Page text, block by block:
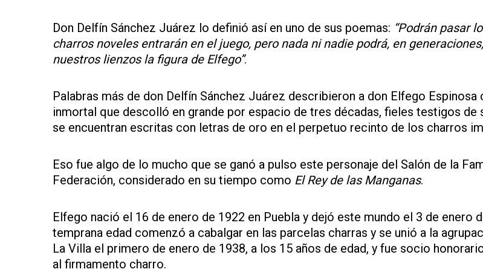
Don Delfín Sánchez Juárez lo definió así en uno de sus poemas: “Podrán pasar
charros noveles entrarán en el juego, pero nada ni nadie podrá, en
nuestros lienzos la figura de Elfego”.
Palabras más de don Delfín Sánchez Juárez describieron a don Elfego Espinosa
inmortal que descolló en grande por espacio de tres décadas, fieles testigos de
se encuentran escritas con letras de oro en el perpetuo recinto de los charros
Eso fue algo de lo mucho que se ganó a pulso este personaje del Salón de la
Federación, considerado en su tiempo como El Rey de las Manganas.
Elfego nació el 16 de enero de 1922 en Puebla y dejó este mundo el 3 de enero
temprana edad comenzó a cabalgar en las parcelas charras y se unió a la
La Villa el primero de enero de 1938, a los 15 años de edad, y fue socio
al firmamento charro.